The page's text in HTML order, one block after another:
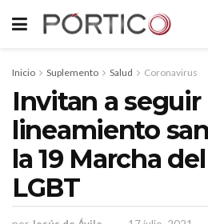
Inicio Suplemento Salud Coronavirus
Invitan a seguir
lineamiento
la 19 Marcha
LGBT